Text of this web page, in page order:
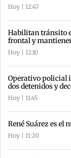
Hoy | 12:47
Habilitan tránsito
frontal y
Hoy | 12:10
Operativo policial
dos detenidos y
Hoy | 11:45
René Suárez es el
Hoy | 11:20